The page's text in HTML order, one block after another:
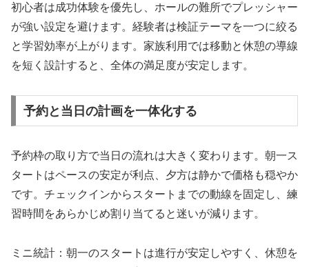
初心者は成功体験を優先し、ホールの難所でプレッシャー
が強い設定を避けます。経験者は検証テーマを一つに絞る
と学習効率が上がります。家族利用では移動と休憩の導線
を短く設計すると、全体の満足度が安定します。
予約と当日の計画を一体化する
予約枠の取り方で当日の流れは大きく変わります。朝一ス
タートはペースの安定が利点、夕方は静かで価格も穏やか
です。チェックインからスタートまでの動線を固定し、練
習時間をあらかじめ割り当てると迷いが減ります。
ミニ統計：朝一のスタートは進行が安定しやすく、休憩を